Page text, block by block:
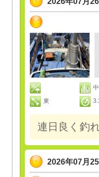
東
連日良く釣
2026年07月